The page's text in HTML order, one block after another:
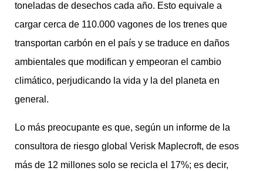
toneladas de desechos cada año. Esto equivale a
cargar cerca de 110.000 vagones de los trenes que
transportan carbón en el país y se traduce en daños
ambientales que modifican y empeoran el cambio
climático, perjudicando la vida y la del planeta en
general.
Lo más preocupante es que, según un informe de la
consultora de riesgo global Verisk Maplecroft, de esos
más de 12 millones solo se recicla el 17%; es decir,